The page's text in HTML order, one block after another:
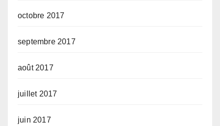
octobre 2017
septembre 2017
août 2017
juillet 2017
juin 2017